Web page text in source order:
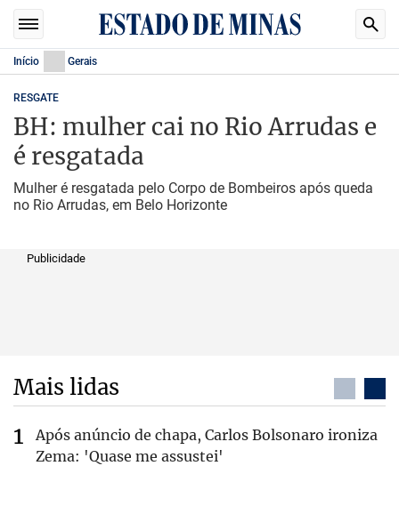
Início Gerais
RESGATE
BH: mulher cai no Rio Arrudas e
é resgatada
Mulher é resgatada pelo Corpo de Bombeiros após queda
no Rio Arrudas, em Belo Horizonte
Publicidade
Mais lidas
Após anúncio de chapa, Carlos Bolsonaro ironiza
Zema: 'Quase me assustei'